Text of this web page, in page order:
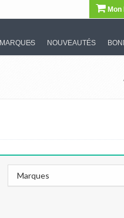
Mon
MARQUES NOUVEAUTÉS
Marques